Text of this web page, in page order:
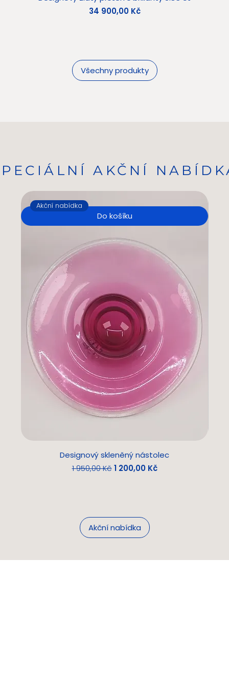
Akční nabídka
Do košíku
Akční nabídka
Designový skleněný nástolec
Běžná cena
1 950,00 Kč Zvýhodněná cena
1 200,00 Kč
AKČNÍ
Všechny produkty
Cena
34 900,00 Kč